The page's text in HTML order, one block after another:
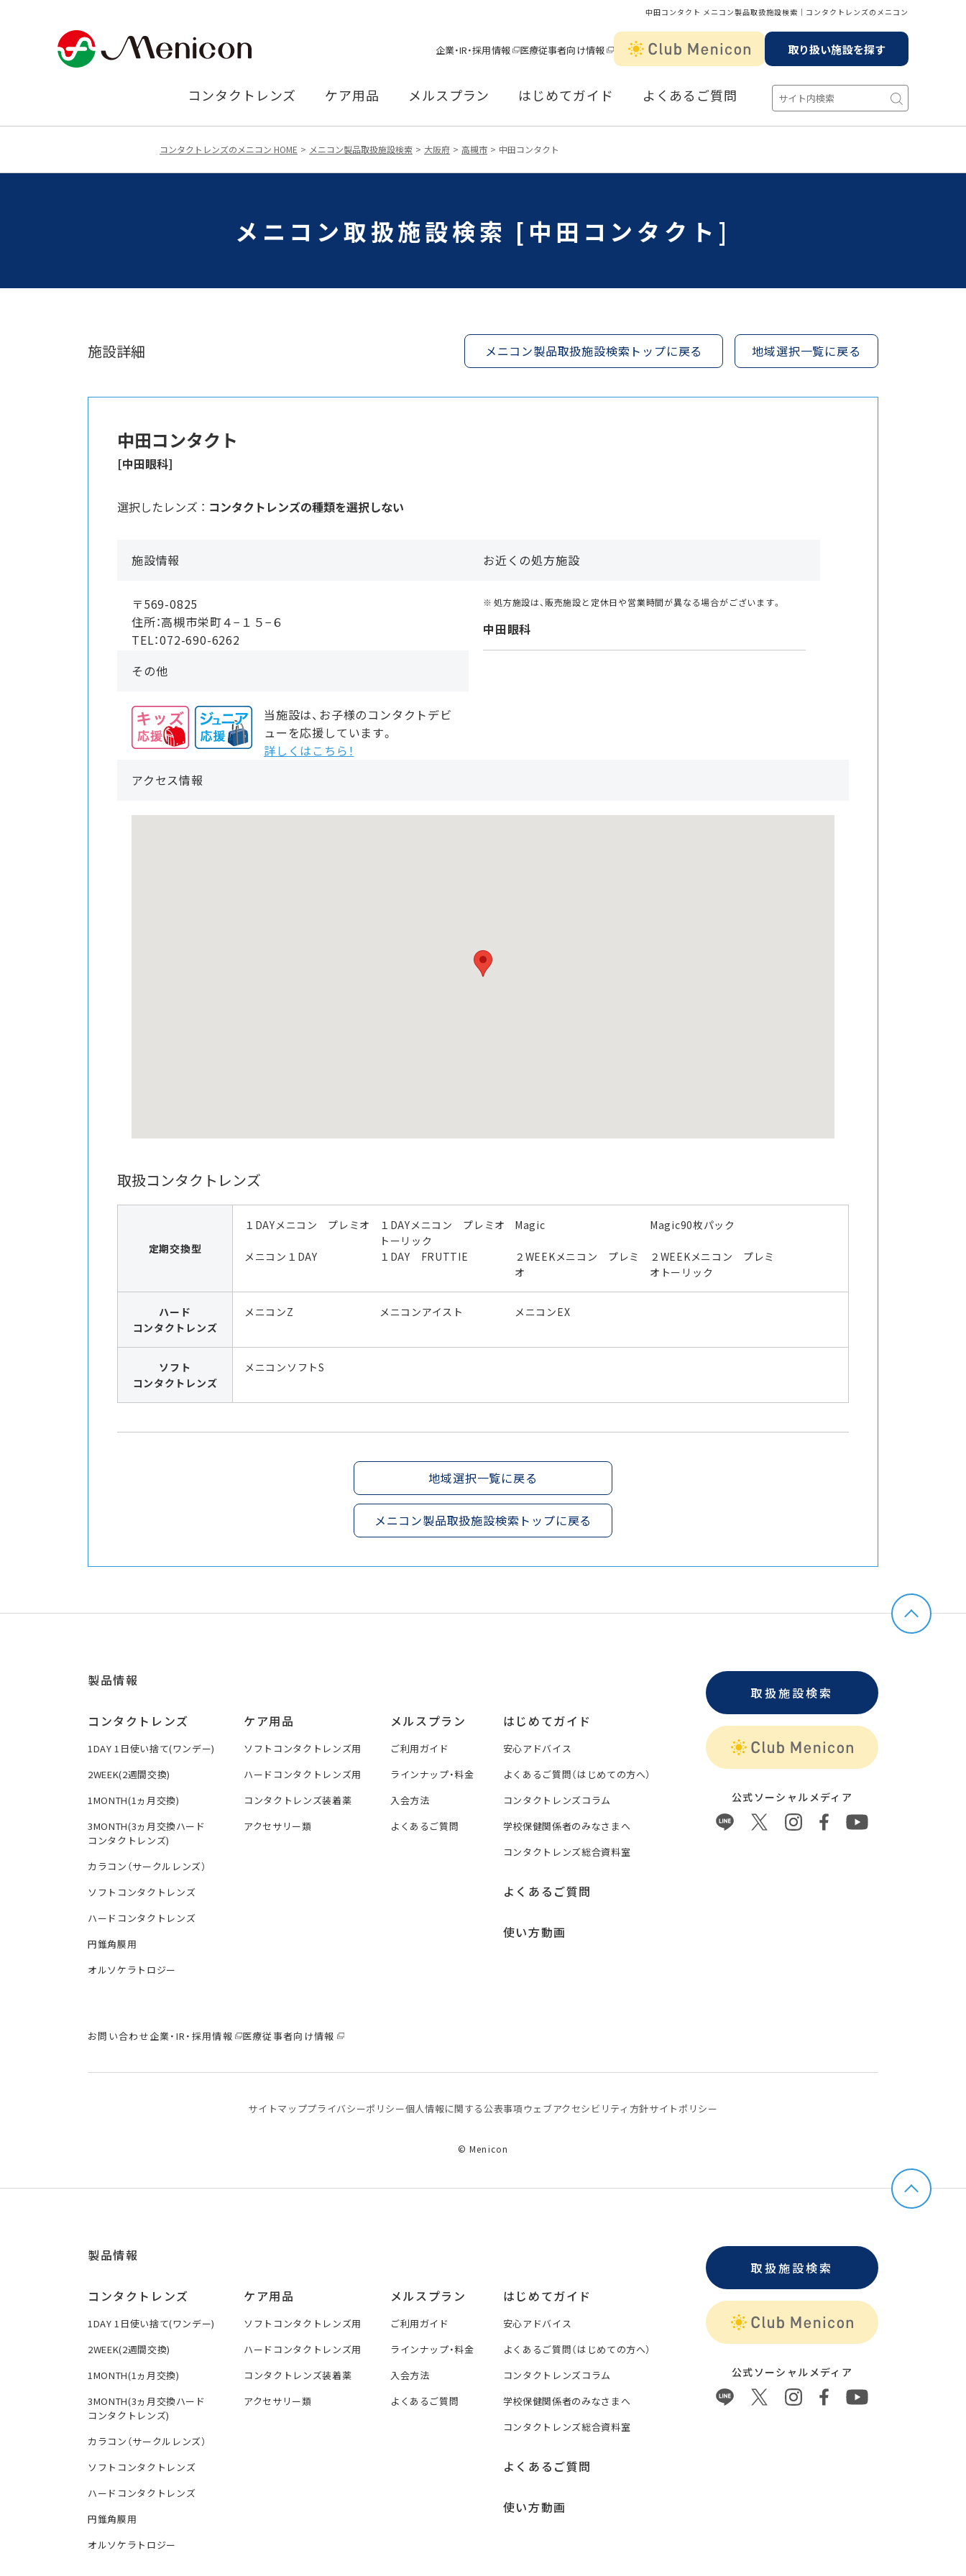
中田コンタクト メニコン製品取扱施設検索│コンタクトレンズのメニコン
企業・IR・採用情報 医療従事者向け情報 取り扱い施設を探す
コンタクトレンズ ケア用品 メルスプラン はじめてガイド よくあるご質問
コンタクトレンズのメニコン HOME メニコン製品取扱施設検索 大阪府 高槻市 中田コンタクト
メニコン取扱施設検索 [中田コンタクト]
施設詳細 メニコン製品取扱施設検索トップに戻る 地域選択一覧に戻る
中田コンタクト
[中田眼科]
選択したレンズ ： コンタクトレンズの種類を選択しない
施設情報
〒569-0825
住所：高槻市栄町４−１５−６
TEL：072-690-6262
お近くの処方施設
処方施設は、販売施設と定休日や営業時間が異なる場合がございます。
中田眼科
その他
当施設は、お子様のコンタクトデビ
ューを応援しています。
詳しくはこちら！
アクセス情報
取扱コンタクトレンズ
定期交換型
１DAYメニコン プレミオ
１DAYメニコン プレミオ
トーリック
Magic Magic90枚パック
メニコン１DAY １DAY FRUTTIE
２WEEKメニコン プレミ
オ
２WEEKメニコン プレミ
オトーリック
ハード
コンタクトレンズ
メニコンZ メニコンアイスト メニコンEX
ソフト
コンタクトレンズ
メニコンソフトS
地域選択一覧に戻る
メニコン製品取扱施設検索トップに戻る
製品情報
コンタクトレンズ
1DAY 1日使い捨て(ワンデー)
2WEEK(2週間交換)
1MONTH(1ヵ月交換)
3MONTH(3ヵ月交換ハード
コンタクトレンズ)
カラコン（サークルレンズ）
ソフトコンタクトレンズ
ハードコンタクトレンズ
円錐角膜用
オルソケラトロジー
ケア用品
ソフトコンタクトレンズ用
ハードコンタクトレンズ用
コンタクトレンズ装着薬
アクセサリー類
メルスプラン
ご利用ガイド
ラインナップ・料金
入会方法
よくあるご質問
はじめてガイド
安心アドバイス
よくあるご質問（はじめての方へ）
コンタクトレンズコラム
学校保健関係者のみなさまへ
コンタクトレンズ総合資料室
よくあるご質問
使い方動画
取扱施設検索
公式ソーシャルメディア
お問い合わせ企業・IR・採用情報 医療従事者向け情報
サイトマッププライバシーポリシー個⼈情報に関する公表事項 ウェブアクセシビリティ方針サイトポリシー
© Menicon
製品情報
コンタクトレンズ
1DAY 1日使い捨て(ワンデー)
2WEEK(2週間交換)
1MONTH(1ヵ月交換)
3MONTH(3ヵ月交換ハード
コンタクトレンズ)
カラコン（サークルレンズ）
ソフトコンタクトレンズ
ハードコンタクトレンズ
円錐角膜用
オルソケラトロジー
ケア用品
ソフトコンタクトレンズ用
ハードコンタクトレンズ用
コンタクトレンズ装着薬
アクセサリー類
メルスプラン
ご利用ガイド
ラインナップ・料金
入会方法
よくあるご質問
はじめてガイド
安心アドバイス
よくあるご質問（はじめての方へ）
コンタクトレンズコラム
学校保健関係者のみなさまへ
コンタクトレンズ総合資料室
よくあるご質問
使い方動画
取扱施設検索
公式ソーシャルメディア